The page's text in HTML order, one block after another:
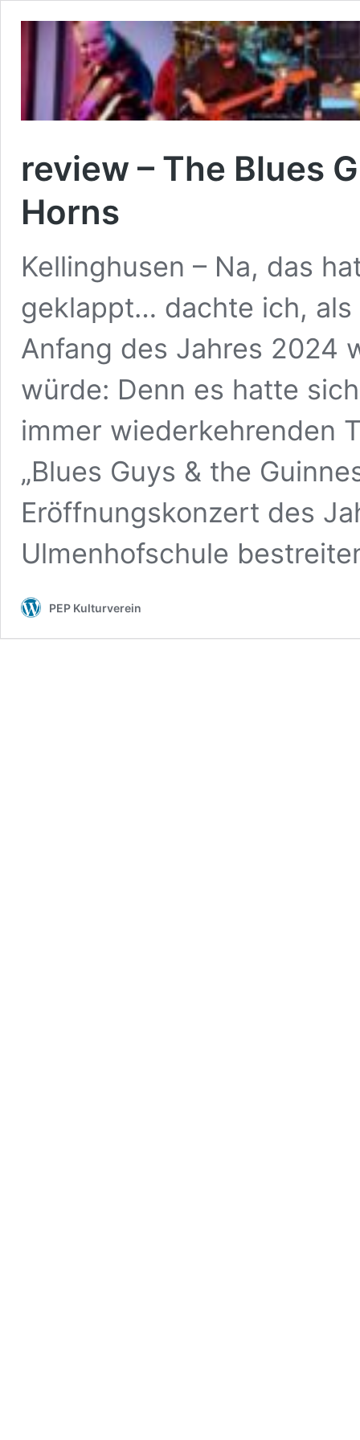
review – The Blues
Horns
Kellinghusen – Na, das
geklappt… dachte ich,
Anfang des Jahres 2024
würde: Denn es hatte
immer wiederkehrenden
„Blues Guys & the
Eröffnungskonzert des
Ulmenhofschule
PEP Kulturverein